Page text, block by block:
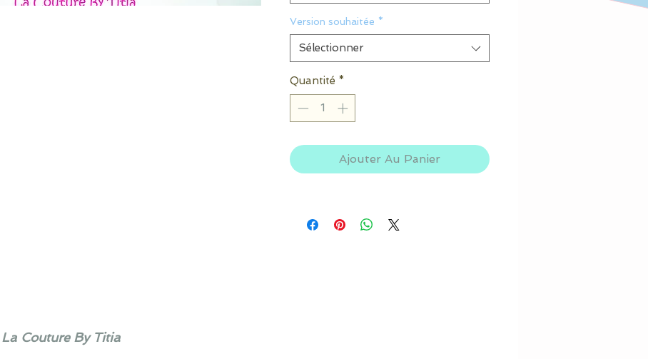
Version souhaitée *
Sélectionner
Quantité *
Ajouter Au Panier
Couture By Titia